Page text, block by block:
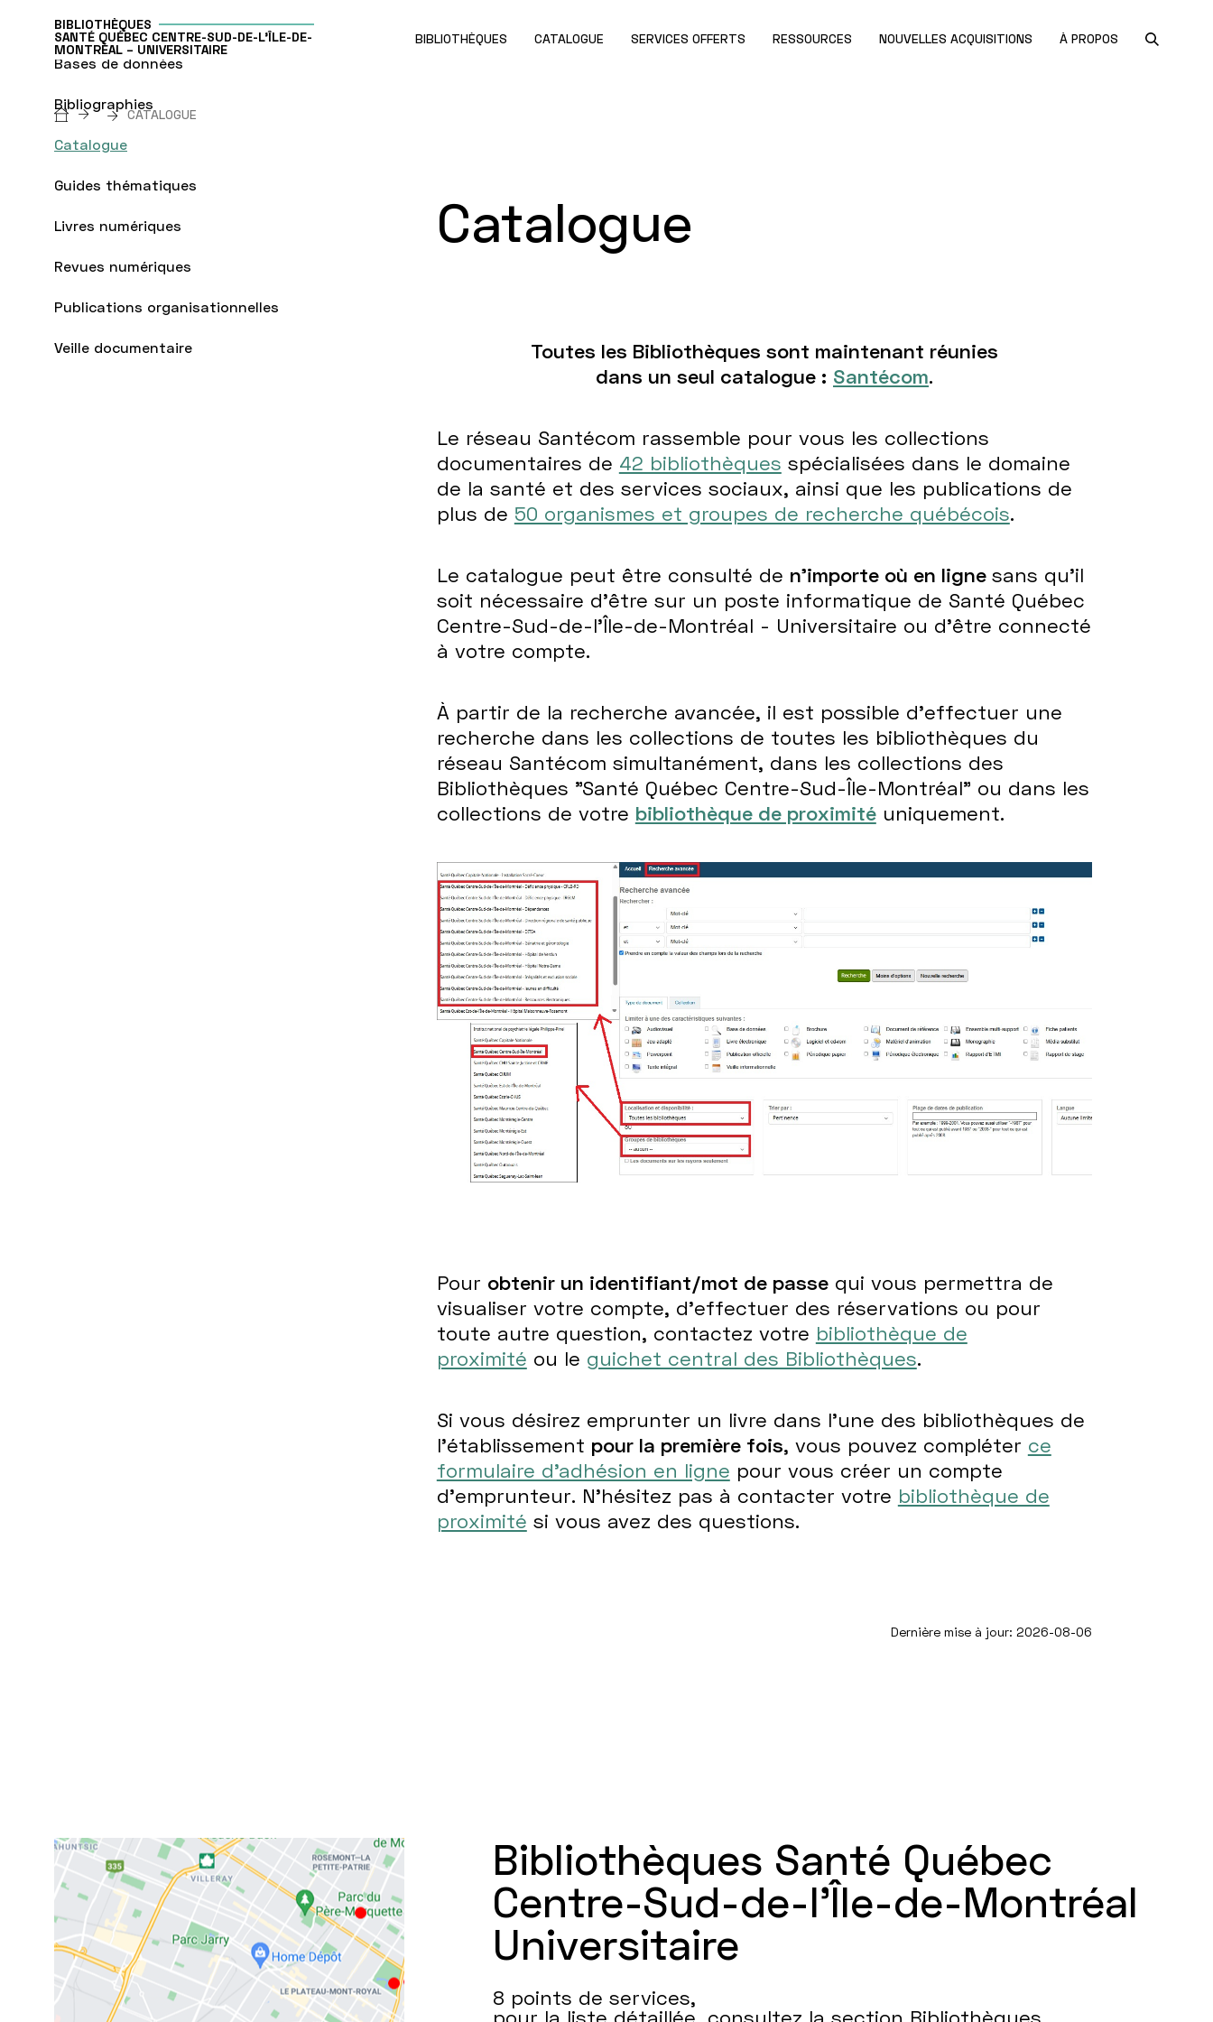
BIBLIOTHÈQUES
SANTÉ QUÉBEC CENTRE-SUD-DE-L'ÎLE-DE-
MONTRÉAL – UNIVERSITAIRE
BIBLIOTHÈQUES CATALOGUE SERVICES OFFERTS RESSOURCES NOUVELLES ACQUISITIONS À PROPOS
BreadcrumbCATALOGUE
Bases de données
Bibliographies
Catalogue
Guides thématiques
Livres numériques
Revues numériques
Publications organisationnelles
Veille documentaire
Catalogue
Toutes les Bibliothèques sont maintenant réunies
dans un seul catalogue : Santécom.
Le réseau Santécom rassemble pour vous les collections
documentaires de 42 bibliothèques spécialisées dans le domaine
de la santé et des services sociaux, ainsi que les publications de
plus de 50 organismes et groupes de recherche québécois.
Le catalogue peut être consulté de n'importe où en ligne sans qu’il
soit nécessaire d’être sur un poste informatique de Santé Québec
Centre-Sud-de-l'Île-de-Montréal - Universitaire ou d'être connecté
à votre compte.
À partir de la recherche avancée, il est possible d’effectuer une
recherche dans les collections de toutes les bibliothèques du
réseau Santécom simultanément, dans les collections des
Bibliothèques "Santé Québec Centre-Sud-Île-Montréal" ou dans les
collections de votre bibliothèque de proximitéuniquement.
Pour obtenir un identifiant/mot de passequi vous permettra de
visualiser votre compte, d'effectuer des réservations ou pour
toute autre question, contactez votre bibliothèque de
proximité ou le guichet central des Bibliothèques.
Si vous désirez emprunter un livre dans l'une des bibliothèques de
l'établissement pour la première fois, vous pouvez compléter ce
formulaire d’adhésion en ligne pour vous créer un compte
d’emprunteur. N’hésitez pas à contacter votre bibliothèque de
proximité si vous avez des questions.
Dernière mise à jour: 2026-08-06
Bibliothèques Santé Québec
Centre-Sud-de-l’Île-de-Montréal
Universitaire
8 points de services,
pour la liste détaillée, consultez la section Bibliothèques.